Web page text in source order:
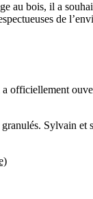
au bois, il a
de
officiellement
Sylvain et